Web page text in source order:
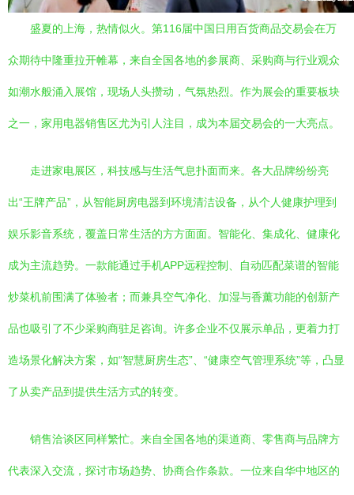
盛夏的上海，热情似火。第116届中国日用百货商品交易会在万
众期待中隆重拉开帷幕，来自全国各地的参展商、采购商与行业观众
如潮水般涌入展馆，现场人头攒动，气氛热烈。作为展会的重要板块
之一，家用电器销售区尤为引人注目，成为本届交易会的一大亮点。
走进家电展区，科技感与生活气息扑面而来。各大品牌纷纷亮
出“王牌产品”，从智能厨房电器到环境清洁设备，从个人健康护理到
娱乐影音系统，覆盖日常生活的方方面面。智能化、集成化、健康化
成为主流趋势。一款能通过手机APP远程控制、自动匹配菜谱的智能
炒菜机前围满了体验者；而兼具空气净化、加湿与香薰功能的创新产
品也吸引了不少采购商驻足咨询。许多企业不仅展示单品，更着力打
造场景化解决方案，如“智慧厨房生态”、“健康空气管理系统”等，凸显
了从卖产品到提供生活方式的转变。
销售洽谈区同样繁忙。来自全国各地的渠道商、零售商与品牌方
代表深入交流，探讨市场趋势、协商合作条款。一位来自华中地区的